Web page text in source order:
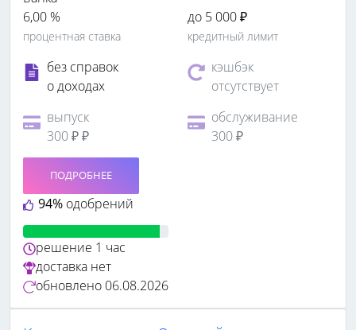
6,00 %
процентная ставка
до 5 000 ₽
кредитный лимит
без справок
о доходах
кэшбэк
отсутствует
выпуск
300 ₽ ₽
обслуживание
300 ₽
94% одобрений
ПОДРОБНЕЕ
решение 1 час
доставка нет
обновлено 06.08.2026